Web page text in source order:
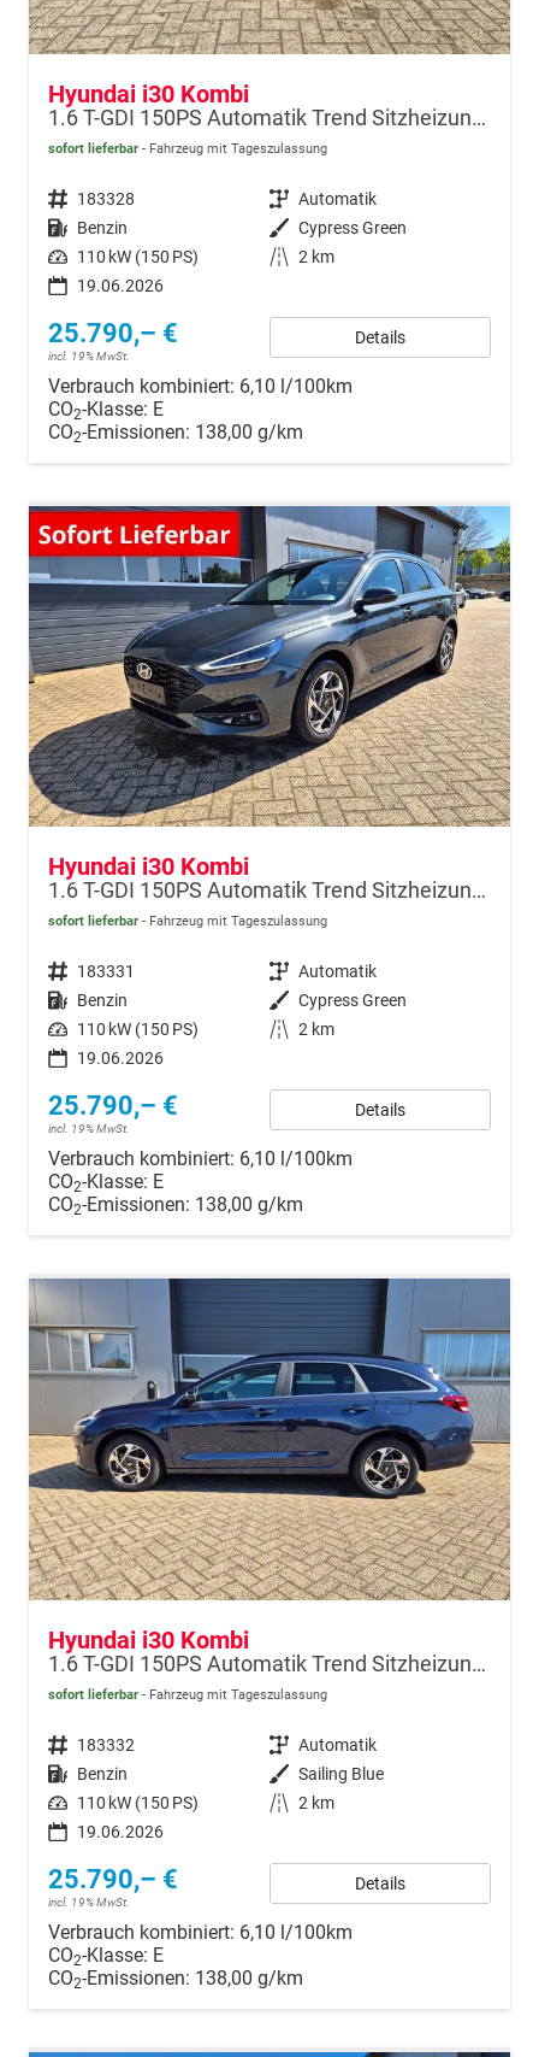
Hyundai i30 Kombi
1.6 T-GDI 150PS Automatik Trend Sitzheizung Lenkradheizung Klimaautomatik PDC v+h Rückf.Kamera Navi Apple CarPlay + Android Auto 16"LM
sofort lieferbar Fahrzeug mit Tageszulassung
Fahrzeugnr. 183328 Getriebe Automatik
Kraftstoff Benzin Außenfarbe Cypress Green
Leistung 110 kW (150 PS) Kilometerstand 2 km
19.06.2026
25.790,– €
incl. 19% MwSt.
Details
Verbrauch kombiniert: 6,10 l/100km
CO2-Klasse: E
CO2-Emissionen: 138,00 g/km
Hyundai i30 Kombi
1.6 T-GDI 150PS Automatik Trend Sitzheizung Lenkradheizung Klimaautomatik PDC v+h Rückf.Kamera Navi Apple CarPlay + Android Auto 16"LM
sofort lieferbar Fahrzeug mit Tageszulassung
Fahrzeugnr. 183331 Getriebe Automatik
Kraftstoff Benzin Außenfarbe Cypress Green
Leistung 110 kW (150 PS) Kilometerstand 2 km
19.06.2026
25.790,– €
incl. 19% MwSt.
Details
Verbrauch kombiniert: 6,10 l/100km
CO2-Klasse: E
CO2-Emissionen: 138,00 g/km
Hyundai i30 Kombi
1.6 T-GDI 150PS Automatik Trend Sitzheizung Lenkradheizung Klimaautomatik PDC v+h Rückf.Kamera Navi Apple CarPlay + Android Auto 16"LM
sofort lieferbar Fahrzeug mit Tageszulassung
Fahrzeugnr. 183332 Getriebe Automatik
Kraftstoff Benzin Außenfarbe Sailing Blue
Leistung 110 kW (150 PS) Kilometerstand 2 km
19.06.2026
25.790,– €
incl. 19% MwSt.
Details
Verbrauch kombiniert: 6,10 l/100km
CO2-Klasse: E
CO2-Emissionen: 138,00 g/km